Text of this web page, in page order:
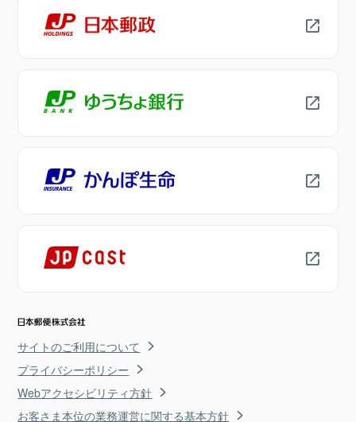
サイトのご利用について
プライバシーポリシー
Webアクセシビリティ方針
お客さま本位の業務運営に関する基本方針